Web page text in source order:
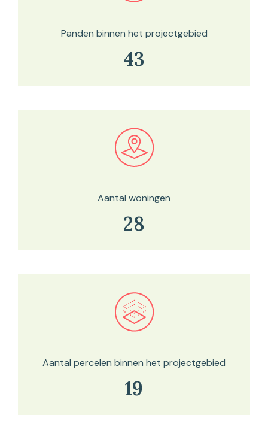
Panden binnen het projectgebied
43
Bekijk in onze kaartviewer
Aantal woningen
28
Bekijk in onze kaartviewer
Aantal percelen binnen het projectgebied
19